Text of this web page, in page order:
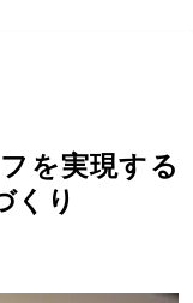
を実現する
くり